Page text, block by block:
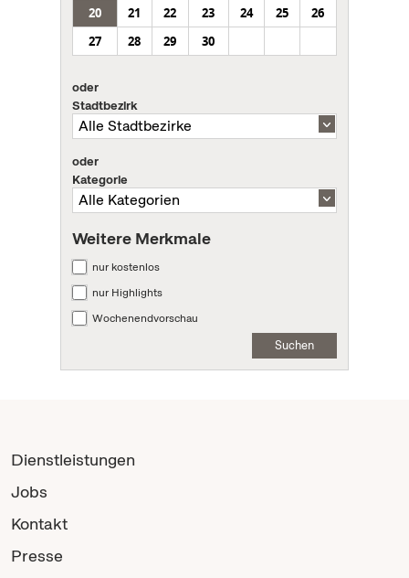
20
21 22 23 24 25
26
27
28 29 30
oder
Stadtbezirk
oder
Kategorie
Weitere Merkmale
nur kostenlos
nur Highlights
Wochenendvorschau
Suchen
Dienstleistungen
Jobs
Kontakt
Presse